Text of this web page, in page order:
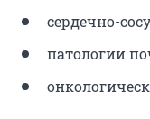
сердечно-
патологии